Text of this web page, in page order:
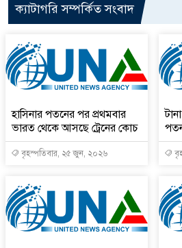
ক্যাটাগরি সম্পর্কিত সংবাদ
হাসিনার পতনের পর প্রথমবার
ভারত থেকে আসছে ট্রেনের কোচ
বৃহস্পতিবার, ২৫ জুন, ২০২৬